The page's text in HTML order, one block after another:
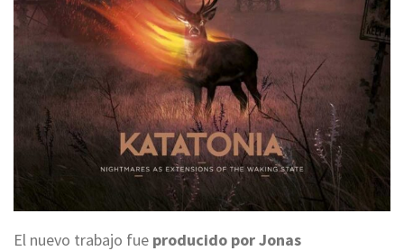
El nuevo trabajo fue producido por Jonas